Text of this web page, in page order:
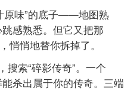
原味”的底子——地图熟
感熟悉。但它又把那
悄悄地替你拆掉了。
搜索“碎影传奇”。一个
杀出属于你的传奇。三端